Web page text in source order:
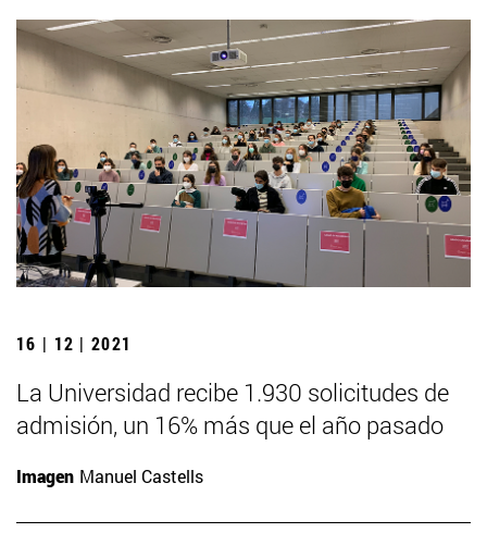
16 | 12 | 2021
La Universidad recibe 1.930 solicitudes de
admisión, un 16% más que el año pasado
Imagen Manuel Castells